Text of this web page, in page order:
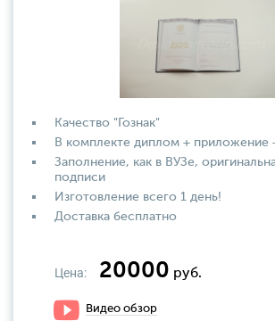
Качество "Гознак"
В комплекте диплом + приложение
Заполнение, как в ВУЗе,
подписи
Изготовление всего 1 день!
Доставка бесплатно
Цена: 20000 руб.
Видео обзор